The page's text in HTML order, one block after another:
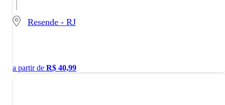
Resende - RJ
a partir de R$ 40,99